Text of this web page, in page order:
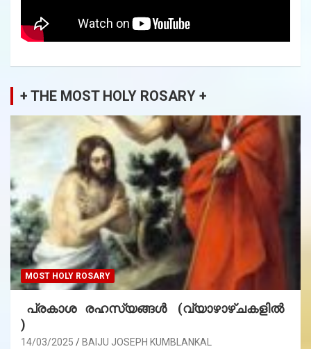
+ THE MOST HOLY ROSARY +
MOST HOLY ROSARY
പ്രകാശ രഹസ്യങ്ങൾ (വ്യാഴാഴ്ചകളിൽ
)
14/03/2025 BAIJU JOSEPH KUMBLANKAL